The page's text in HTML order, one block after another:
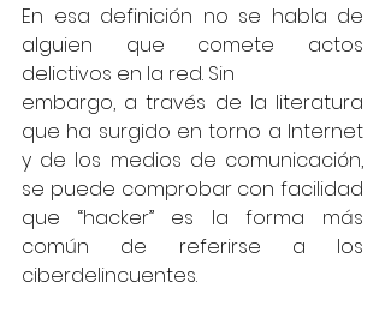
En esa definición no se habla de
alguien que comete actos
delictivos en la red. Sin
embargo, a través de la literatura
que ha surgido en torno a Internet
y de los medios de comunicación,
se puede comprobar con facilidad
que “hacker” es la forma más
común de referirse a los
ciberdelincuentes.